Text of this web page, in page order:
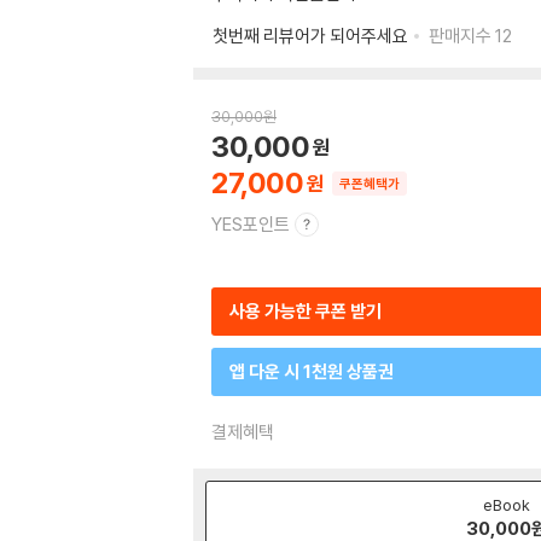
첫번째 리뷰어가 되어주세요
판매지수 12
30,000원
27,000
30,000
쿠폰혜택가
YES포인트
사용 가능한 쿠폰 받기
앱 다운 시 1천원 상품권
결제혜택
eBook
30,000